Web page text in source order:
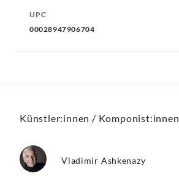
UPC
00028947906704
Künstler:innen / Komponist:innen
Vladimir Ashkenazy